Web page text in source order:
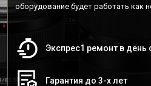
оборудование будет работать как
Экспрес1 ремонт в день
Гарантия до 3-х лет